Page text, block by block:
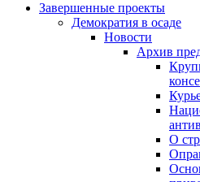
Завершенные проекты
Демократия в осаде
Новости
Архив
О